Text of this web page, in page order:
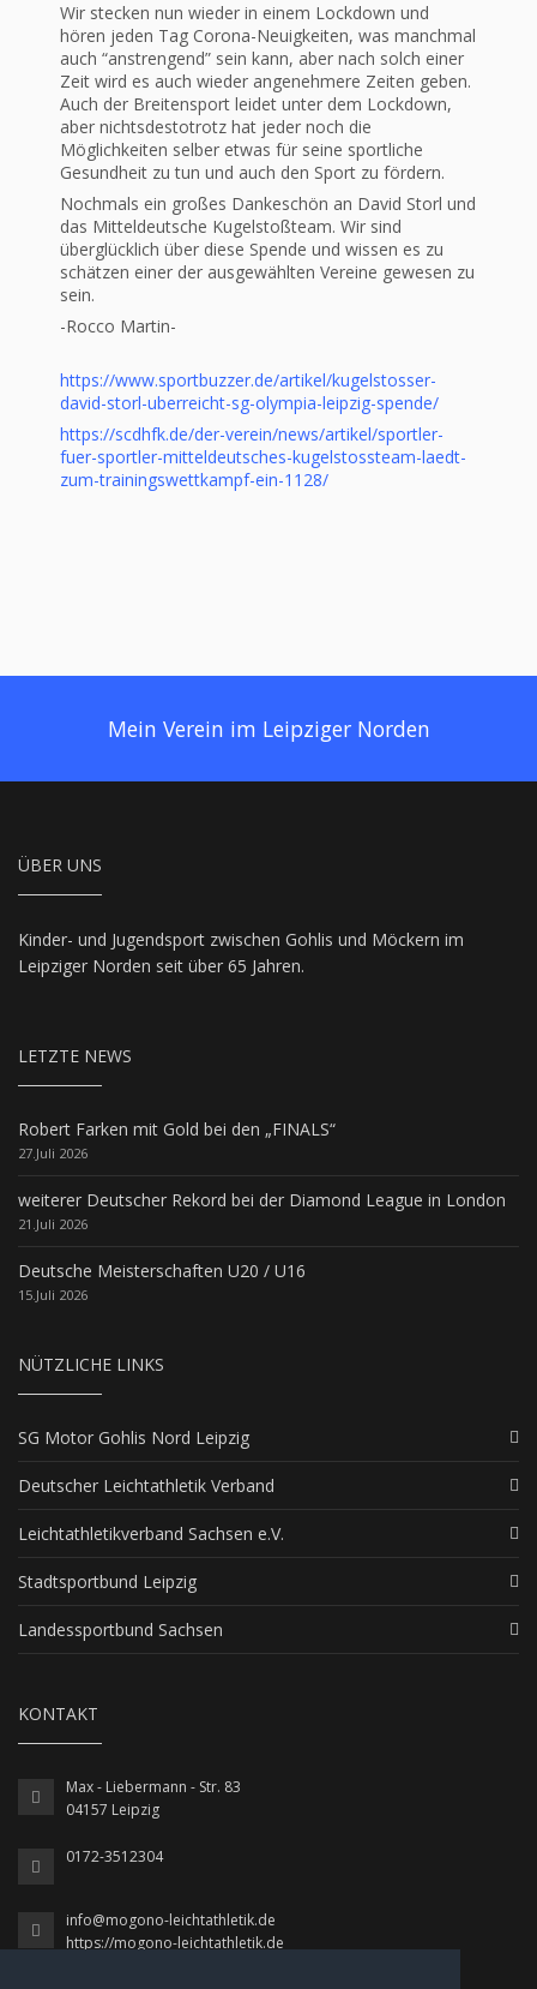
Wir stecken nun wieder in einem Lockdown und
hören jeden Tag Corona-Neuigkeiten, was manchmal
auch “anstrengend” sein kann, aber nach solch einer
Zeit wird es auch wieder angenehmere Zeiten geben.
Auch der Breitensport leidet unter dem Lockdown,
aber nichtsdestotrotz hat jeder noch die
Möglichkeiten selber etwas für seine sportliche
Gesundheit zu tun und auch den Sport zu fördern.
Nochmals ein großes Dankeschön an David Storl und
das Mitteldeutsche Kugelstoßteam. Wir sind
überglücklich über diese Spende und wissen es zu
schätzen einer der ausgewählten Vereine gewesen zu
sein.
-Rocco Martin-
https://www.sportbuzzer.de/artikel/kugelstosser-
david-storl-uberreicht-sg-olympia-leipzig-spende/
https://scdhfk.de/der-verein/news/artikel/sportler-
fuer-sportler-mitteldeutsches-kugelstossteam-laedt-
zum-trainingswettkampf-ein-1128/
Mein Verein im Leipziger Norden
ÜBER UNS
Kinder- und Jugendsport zwischen Gohlis und Möckern im
Leipziger Norden seit über 65 Jahren.
LETZTE NEWS
Robert Farken mit Gold bei den „FINALS“
27.Juli 2026
weiterer Deutscher Rekord bei der Diamond League in London
21.Juli 2026
Deutsche Meisterschaften U20 / U16
15.Juli 2026
NÜTZLICHE LINKS
SG Motor Gohlis Nord Leipzig
Deutscher Leichtathletik Verband
Leichtathletikverband Sachsen e.V.
Stadtsportbund Leipzig
Landessportbund Sachsen
KONTAKT
Max - Liebermann - Str. 83
04157 Leipzig
0172-3512304
info@mogono-leichtathletik.de
https://mogono-leichtathletik.de